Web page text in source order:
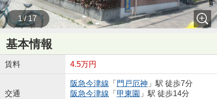
1 / 17
基本情報
賃料 4.5万円
交通
阪急今津線 「 門戸厄神 」駅 徒歩7分
阪急今津線 「 甲東園 」駅 徒歩14分